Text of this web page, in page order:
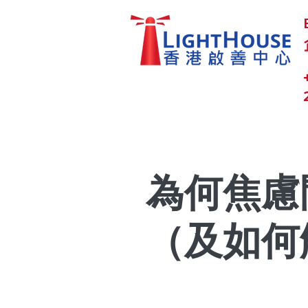
為何焦
（及如